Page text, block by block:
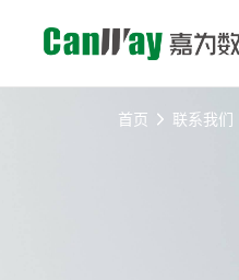
首页 联系我们